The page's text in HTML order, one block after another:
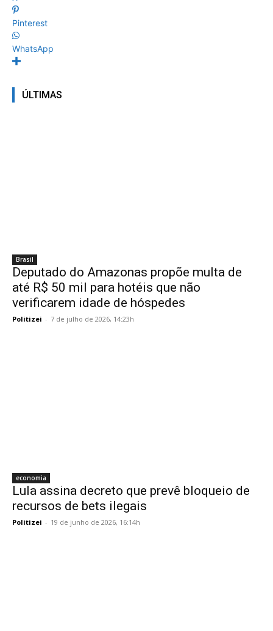
Pinterest
WhatsApp
ÚLTIMAS
Brasil
Deputado do Amazonas propõe multa de
até R$ 50 mil para hotéis que não
verificarem idade de hóspedes
Politizei - 7 de julho de 2026, 14:23h
economia
Lula assina decreto que prevê bloqueio de
recursos de bets ilegais
Politizei - 19 de junho de 2026, 16:14h